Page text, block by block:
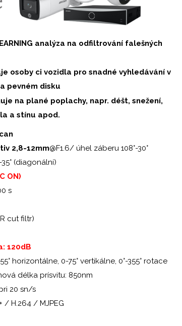
analýza na odfiltrování falešných
osoby ci vozidla pro snadné vyhledávání v
pevném disku
na plané poplachy, napr. déšt, snežení,
a stínu apod.
2,8-12mm@F1.6/ úhel záberu 108°-30°
35° (diagonální)
ON)
s
cut filtr)
120dB
horizontálne, 0-75° vertikálne, 0°-355° rotace
délka prísvitu: 850nm
20 sn/s
/ H.264 / MJPEG